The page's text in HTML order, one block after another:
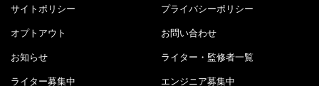
サイトポリシー プライバシーポリシー
オプトアウト お問い合わせ
お知らせ ライター・監修者一覧
ライター募集中 エンジニア募集中